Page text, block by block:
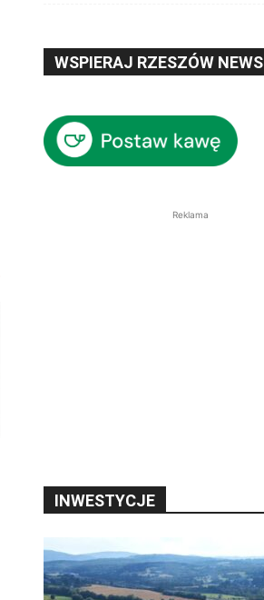
WSPIERAJ RZESZÓW NEWS
Reklama
INWESTYCJE